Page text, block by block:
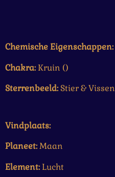
Chemische Eigenschappen:
Chakra:Kruin ()
Sterrenbeeld:Stier & Vissen
Vindplaats:
Planeet:Maan
Element:Lucht